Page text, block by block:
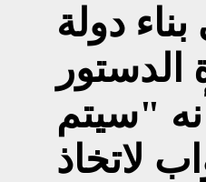
دولة
"سيتم
لاتخاذ